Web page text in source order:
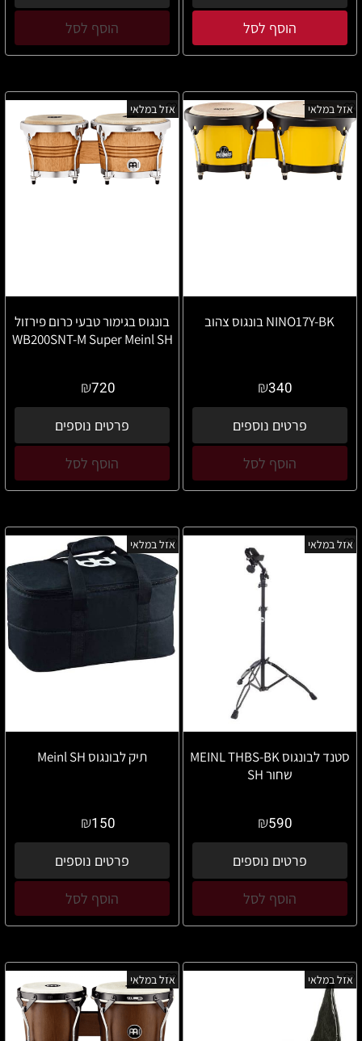
הוסף לסל הוסף לסל
אזל במלאי
NINO17Y-BK בונגוס צהוב
₪340
פרטים נוספים
הוסף לסל
אזל במלאי
בונגוס בגימור טבעי כרום פירזול
WB200SNT-M Super Meinl SH
₪720
פרטים נוספים
הוסף לסל
אזל במלאי
סטנד לבונגוס MEINL THBS-BK
שחור SH
₪590
פרטים נוספים
הוסף לסל
אזל במלאי
תיק לבונגוס Meinl SH
₪150
פרטים נוספים
הוסף לסל
אזל במלאי אזל במלאי